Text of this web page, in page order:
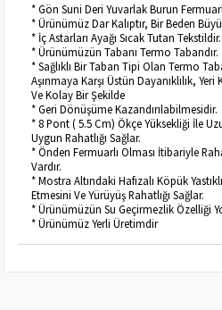
* Gön Suni Deri Yuvarlak Burun
* Ürünümüz Dar Kalıptır, Bir Beden
* İç Astarları Ayağı Sıcak Tutan Tekstildir.
* Ürünümüzün Tabanı Termo Tabandır.
* Sağlıklı Bir Taban Tipi Olan Termo
Aşınmaya Karşı Üstün Dayanıklılık,
Ve Kolay Bir Şekilde
* Geri Dönüşüme Kazandırılabilmesidir.
* 8 Pont ( 5.5 Cm) Ökçe Yüksekliği İle
Uygun Rahatlığı Sağlar.
* Önden Fermuarlı Olması İtibariyle
Vardır.
* Mostra Altındaki Hafızalı Köpük
Etmesini Ve Yürüyüş Rahatlığı Sağlar.
* Ürünümüzün Su Geçirmezlik Özelliği
* Ürünümüz Yerli Üretimdir